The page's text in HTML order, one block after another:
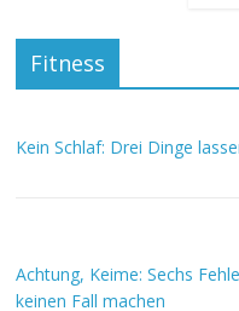
Fitness
Kein Schlaf: Drei Dinge
Achtung, Keime: Sechs
keinen Fall machen